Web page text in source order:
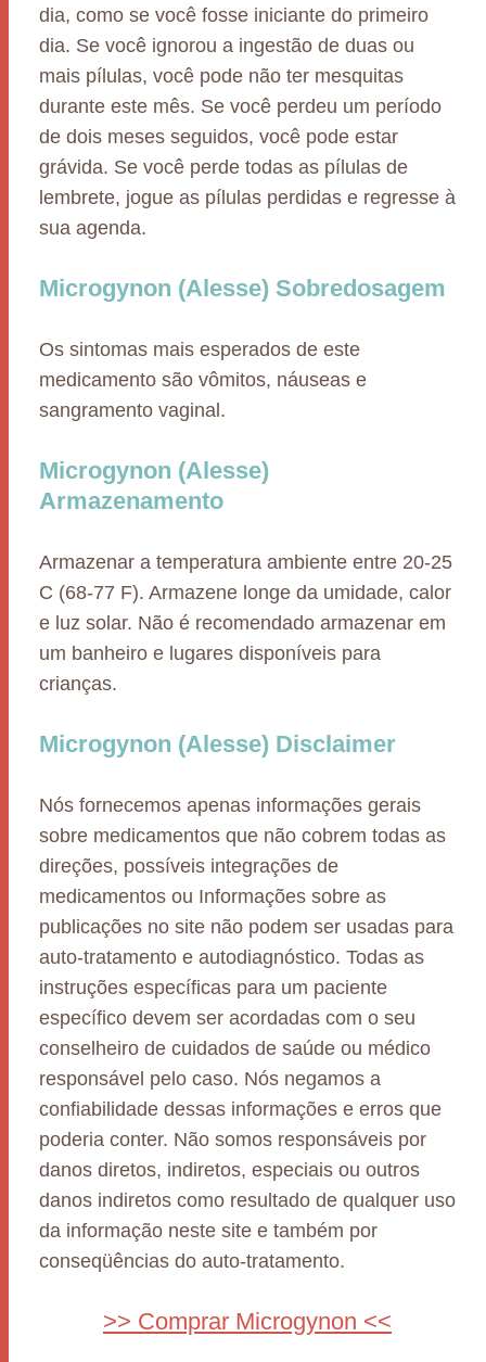
dia, como se você fosse iniciante do primeiro
dia. Se você ignorou a ingestão de duas ou
mais pílulas, você pode não ter mesquitas
durante este mês. Se você perdeu um período
de dois meses seguidos, você pode estar
grávida. Se você perde todas as pílulas de
lembrete, jogue as pílulas perdidas e regresse à
sua agenda.
Microgynon (Alesse) Sobredosagem
Os sintomas mais esperados de este
medicamento são vômitos, náuseas e
sangramento vaginal.
Microgynon (Alesse)
Armazenamento
Armazenar a temperatura ambiente entre 20-25
C (68-77 F). Armazene longe da umidade, calor
e luz solar. Não é recomendado armazenar em
um banheiro e lugares disponíveis para
crianças.
Microgynon (Alesse) Disclaimer
Nós fornecemos apenas informações gerais
sobre medicamentos que não cobrem todas as
direções, possíveis integrações de
medicamentos ou Informações sobre as
publicações no site não podem ser usadas para
auto-tratamento e autodiagnóstico. Todas as
instruções específicas para um paciente
específico devem ser acordadas com o seu
conselheiro de cuidados de saúde ou médico
responsável pelo caso. Nós negamos a
confiabilidade dessas informações e erros que
poderia conter. Não somos responsáveis por
danos diretos, indiretos, especiais ou outros
danos indiretos como resultado de qualquer uso
da informação neste site e também por
conseqüências do auto-tratamento.
>> Comprar Microgynon <<